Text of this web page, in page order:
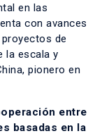
en las
con avances
proyectos de
la escala y
pionero en
entre
basadas en la